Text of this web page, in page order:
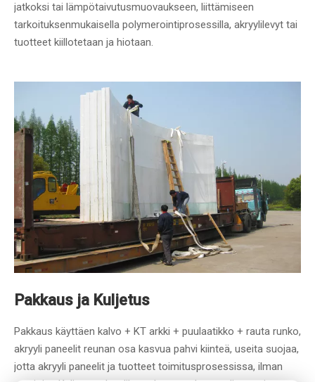
jatkoksi tai lämpötaivutusmuovaukseen, liittämiseen
tarkoituksenmukaisella polymerointiprosessilla, akryylilevyt tai
tuotteet kiillotetaan ja hiotaan.
Pakkaus ja Kuljetus
Pakkaus käyttäen kalvo + KT arkki + puulaatikko + rauta runko,
akryyli paneelit reunan osa kasvua pahvi kiinteä, useita suojaa,
jotta akryyli paneelit ja tuotteet toimitusprosessissa, ilman